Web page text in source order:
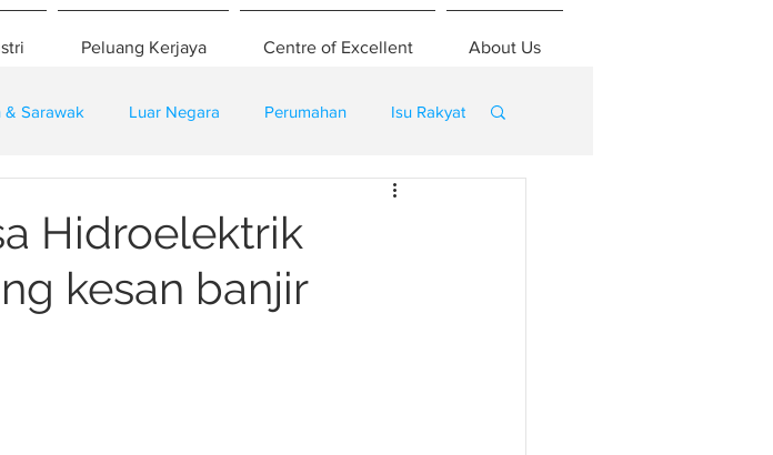
Peluang Kerjaya Centre of Excellent About Us
& Sarawak Luar Negara Perumahan Isu Rakyat
Hidroelektrik
kesan banjir